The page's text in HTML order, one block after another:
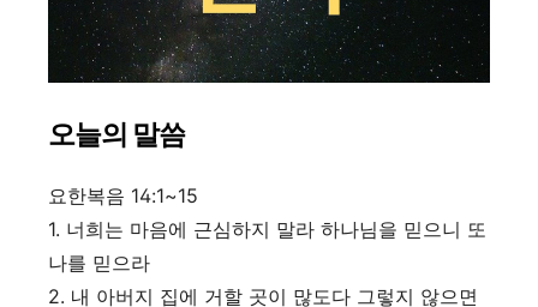
오늘의 말씀
요한복음 14:1~15
1. 너희는 마음에 근심하지 말라 하나님을 믿으니 또
나를 믿으라
2. 내 아버지 집에 거할 곳이 많도다 그렇지 않으면